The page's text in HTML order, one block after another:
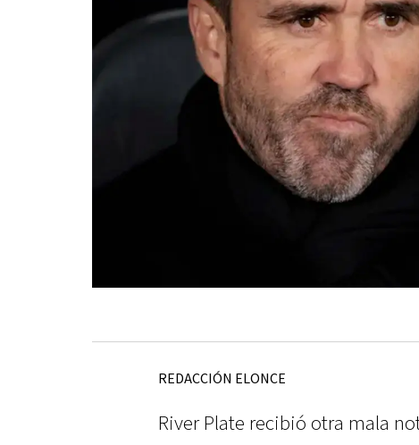
REDACCIÓN ELONCE
River Plate recibió otra mala